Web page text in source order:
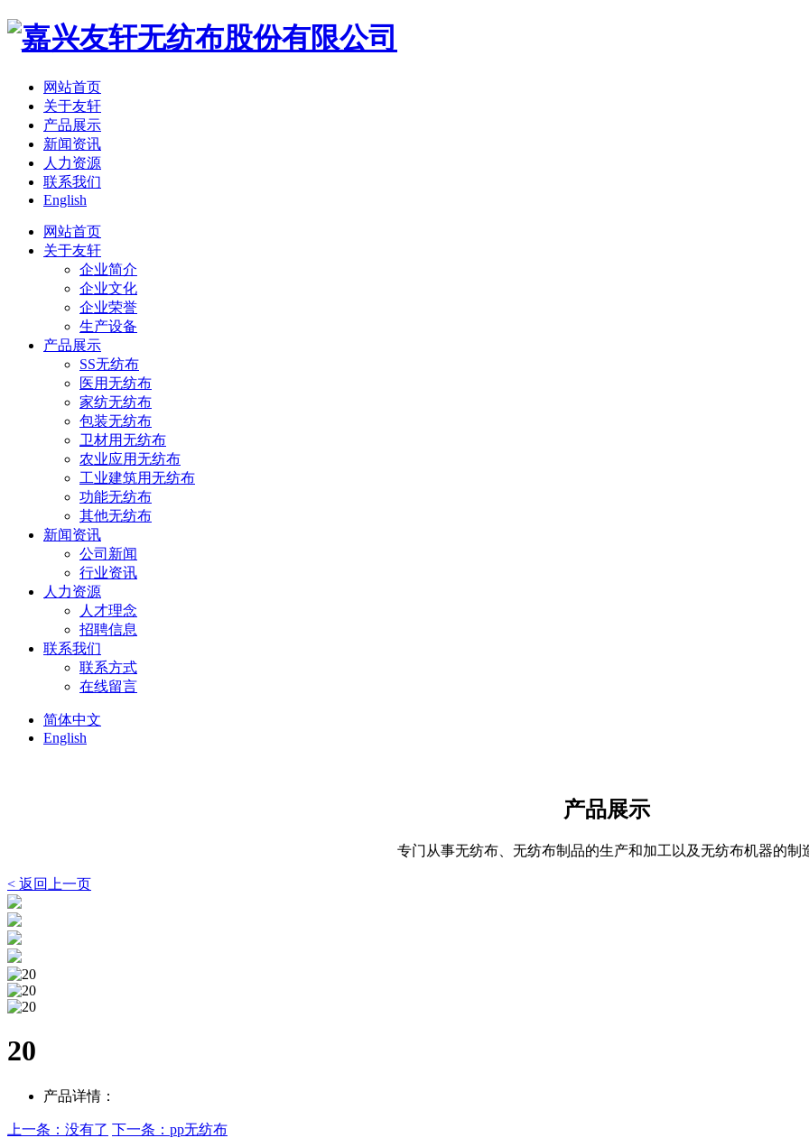
网站首页
关于友轩
产品展示
新闻资讯
人力资源
联系我们
English
网站首页
关于友轩
企业简介
企业文化
企业荣誉
生产设备
产品展示
SS无纺布
医用无纺布
家纺无纺布
包装无纺布
卫材用无纺布
农业应用无纺布
工业建筑用无纺布
功能无纺布
其他无纺布
新闻资讯
公司新闻
行业资讯
人力资源
人才理念
招聘信息
联系我们
联系方式
在线留言
简体中文
English
产品展示
专门从事无纺布、无纺布制品的生产和加工以及无纺布机器的制
< 返回上一页
20
产品详情：
上一条：没有了 下一条：pp无纺布